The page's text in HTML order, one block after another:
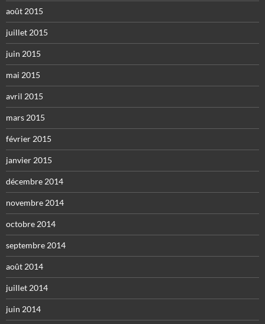
août 2015
juillet 2015
juin 2015
mai 2015
avril 2015
mars 2015
février 2015
janvier 2015
décembre 2014
novembre 2014
octobre 2014
septembre 2014
août 2014
juillet 2014
juin 2014